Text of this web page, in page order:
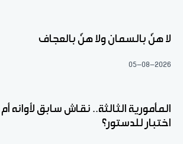
لا هنّ بالسمان ولا هنّ بالعجاف
05-08-2026
المأمورية الثالثة.. نقاش سابق لأوانه أم
اختبار للدستور؟